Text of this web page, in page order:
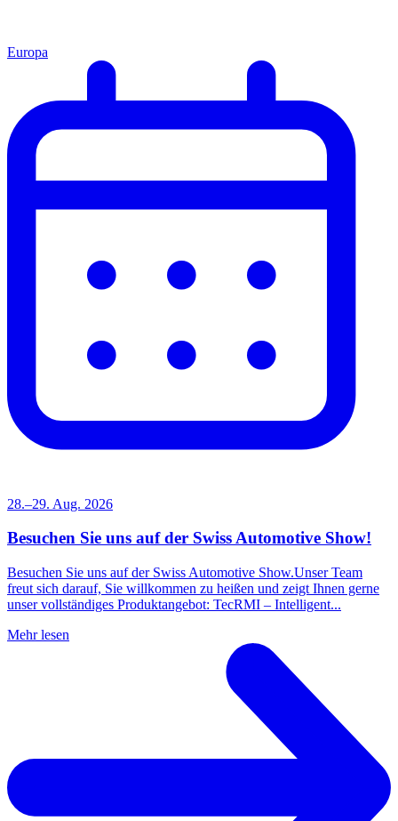
Europa
28.–29. Aug. 2026
Besuchen Sie uns auf der Swiss Automotive Show!
Besuchen Sie uns auf der Swiss Automotive Show.Unser Team
freut sich darauf, Sie willkommen zu heißen und zeigt Ihnen gerne
unser vollständiges Produktangebot: TecRMI – Intelligent...
Mehr lesen